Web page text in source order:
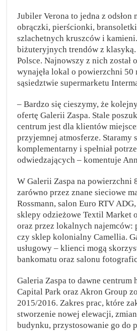
Jubiler Verona to jedna z
obrączki, pierścionki,
szlachetnych kruszców i
biżuteryjnych trendów z
Polsce. Najnowszy z nich został
wynajęła lokal o powierzchni 50
sąsiedztwie supermarketu
– Bardzo się cieszymy, że
ofertę Galerii Zaspa. Stale
centrum jest dla klientów
przyjemnej atmosferze. Staramy
komplementarny i spełniał
odwiedzających – komentuje
W Galerii Zaspa na powierzchni
zarówno przez znane sieciowe
Rossmann, salon Euro RTV
sklepy odzieżowe Textil Market
oraz przez lokalnych najemców:
czy sklep kolonialny Camellia.
usługowy – klienci mogą
bankomatu oraz salonu
Galeria Zaspa to dawne centrum
Capital Park oraz Akron Group
2015/2016. Zakres prac, które
stworzenie nowej elewacji,
budynku, przystosowanie go do